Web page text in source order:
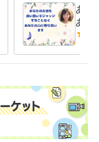
あな
あな
良い